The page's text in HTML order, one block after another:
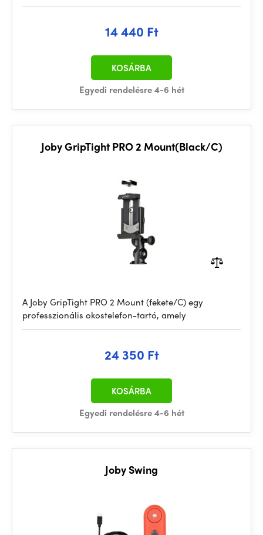
14 440 Ft
Egyedi rendelésre 4-6 hét
KOSÁRBA
Joby GripTight PRO 2 Mount(Black/C)
A Joby GripTight PRO 2 Mount (fekete/C) egy
professzionális okostelefon-tartó, amely
24 350 Ft
Egyedi rendelésre 4-6 hét
KOSÁRBA
Joby Swing